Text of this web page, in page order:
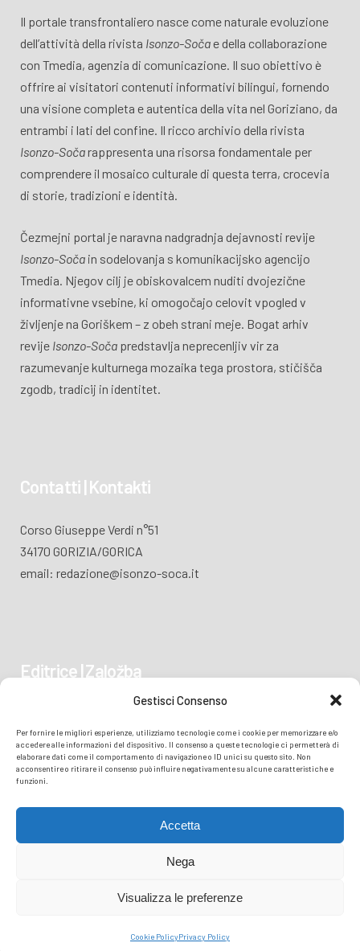
Gestisci Consenso
Per fornire le migliori esperienze, utilizziamo tecnologie come i cookie per memorizzare e/o
accedere alle informazioni del dispositivo. Il consenso a queste tecnologie ci permetterà di
elaborare dati come il comportamento di navigazione o ID unici su questo sito. Non
acconsentire o ritirare il consenso può influire negativamente su alcune caratteristiche e
funzioni.
Accetta
Nega
Visualizza le preferenze
Cookie PolicyPrivacy Policy
Il portale transfrontaliero nasce come naturale evoluzione
dell’attività della rivista Isonzo-Sočae della collaborazione
con Tmedia, agenzia di comunicazione. Il suo obiettivo è
offrire ai visitatori contenuti informativi bilingui, fornendo
una visione completa e autentica della vita nel Goriziano, da
entrambi i lati del confine. Il ricco archivio della rivista
Isonzo-Sočarappresenta una risorsa fondamentale per
comprendere il mosaico culturale di questa terra, crocevia
di storie, tradizioni e identità.
Čezmejni portal je naravna nadgradnja dejavnosti revije
Isonzo-Soča in sodelovanja s komunikacijsko agencijo
Tmedia. Njegov cilj je obiskovalcem nuditi dvojezične
informativne vsebine, ki omogočajo celovit vpogled v
življenje na Goriškem – z obeh strani meje. Bogat arhiv
revije Isonzo-Soča predstavlja neprecenljiv vir za
razumevanje kulturnega mozaika tega prostora, stičišča
zgodb, tradicij in identitet.
Contatti | Kontakti
Corso Giuseppe Verdi n°51
34170 GORIZIA/GORICA
email: redazione@isonzo-soca.it
Editrice | Založba
34170 GORIZIA/GORICA
COOKIE POLICY| PERFORMED BY TMEDIA.IT